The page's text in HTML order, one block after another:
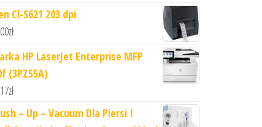
Cl-S621 203 dpi
zł
HP LaserJet Enterprise MFP
(3PZ55A)
zł
– Up – Vacuum Dla Piersi I